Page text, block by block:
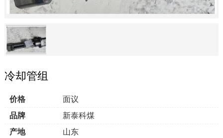
冷却管组
价格
面议
品牌
新泰科煤
产地
山东